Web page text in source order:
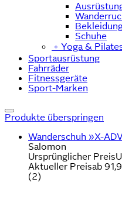
Schuhe
﹢ Yoga &
Sportausrüstung
Fahrräder
Fitnessgeräte
Sport-Marken
Produkte überspringen
Wanderschuh »X-
Salomon
Ursprünglicher Preis
Aktueller Preisab
(2)